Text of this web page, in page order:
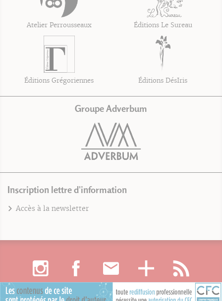
Atelier Perrousseaux Éditions Le Sureau
Éditions Grégoriennes Éditions DésIris
Groupe Adverbum
Inscription lettre d'information
Accès à la newsletter